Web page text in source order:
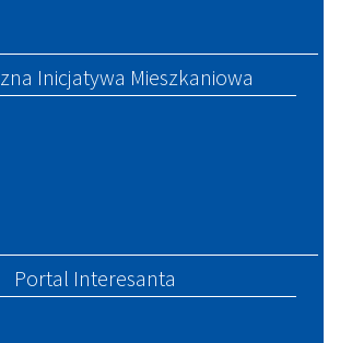
Inicjatywa Mieszkaniowa
Portal Interesanta